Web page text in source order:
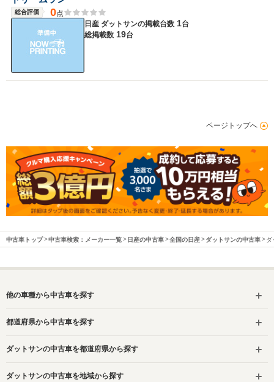
総合評価 0点
日産 ダットサンの掲載台数 1台
総掲載数 19台
ページトップへ
中古車トップ 中古車検索：メーカー一覧 日産の中古車 全国の日産 ダットサンの中古車 ダ
他の車種から中古車を探す
都道府県から中古車を探す
ダットサンの中古車を都道府県から探す
ダットサンの中古車を地域から探す